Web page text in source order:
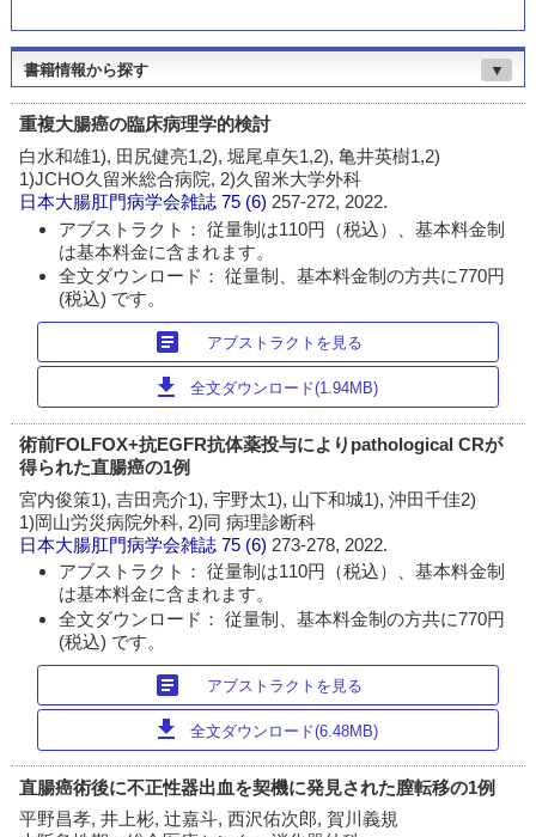
書籍情報から探す ▼
重複大腸癌の臨床病理学的検討
白水和雄1), 田尻健亮1,2), 堀尾卓矢1,2), 亀井英樹1,2)
1)JCHO久留米総合病院, 2)久留米大学外科
日本大腸肛門病学会雑誌 75 (6) 257-272, 2022.
アブストラクト： 従量制は110円（税込）、基本料金制
は基本料金に含まれます。
全文ダウンロード： 従量制、基本料金制の方共に770円
(税込) です。
article アブストラクトを見る
download 全文ダウンロード(1.94MB)
術前FOLFOX+抗EGFR抗体薬投与によりpathological CRが
得られた直腸癌の1例
宮内俊策1), 吉田亮介1), 宇野太1), 山下和城1), 沖田千佳2)
1)岡山労災病院外科, 2)同 病理診断科
日本大腸肛門病学会雑誌 75 (6) 273-278, 2022.
アブストラクト： 従量制は110円（税込）、基本料金制
は基本料金に含まれます。
全文ダウンロード： 従量制、基本料金制の方共に770円
(税込) です。
article アブストラクトを見る
download 全文ダウンロード(6.48MB)
直腸癌術後に不正性器出血を契機に発見された膣転移の1例
平野昌孝, 井上彬, 辻嘉斗, 西沢佑次郎, 賀川義規